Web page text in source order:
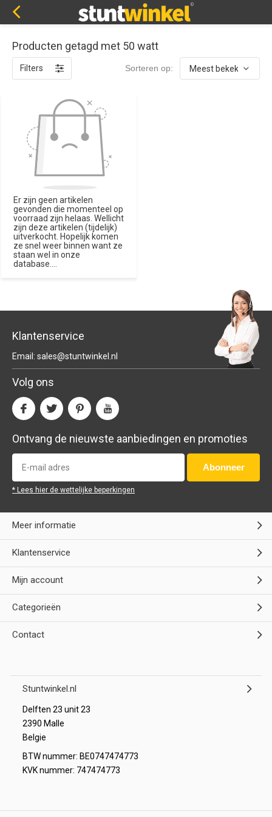
Producten getagd met 50 watt
Filters Sorteren op:
Er zijn geen artikelen
gevonden die momenteel op
voorraad zijn helaas. Wellicht
zijn deze artikelen (tijdelijk)
uitverkocht. Hopelijk komen
ze snel weer binnen want ze
staan wel in onze
database....
Klantenservice
Email: sales@stuntwinkel.nl
Volg ons
Ontvang de nieuwste aanbiedingen en promoties
Abonneer
* Lees hier de wettelijke beperkingen
Meer informatie
Klantenservice
Mijn account
Categorieën
Contact
Stuntwinkel.nl
Delften 23 unit 23
2390 Malle
Belgie
BTW nummer: BE0747474773
KVK nummer: 747474773